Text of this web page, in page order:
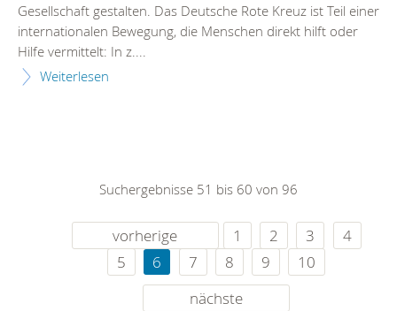
Gesellschaft gestalten. Das Deutsche Rote Kreuz ist Teil einer
internationalen Bewegung, die Menschen direkt hilft oder
Hilfe vermittelt: In z....
Weiterlesen
Suchergebnisse 51 bis 60 von 96
vorherige 1 2 3
4
5
6 7 8 9
10
nächste